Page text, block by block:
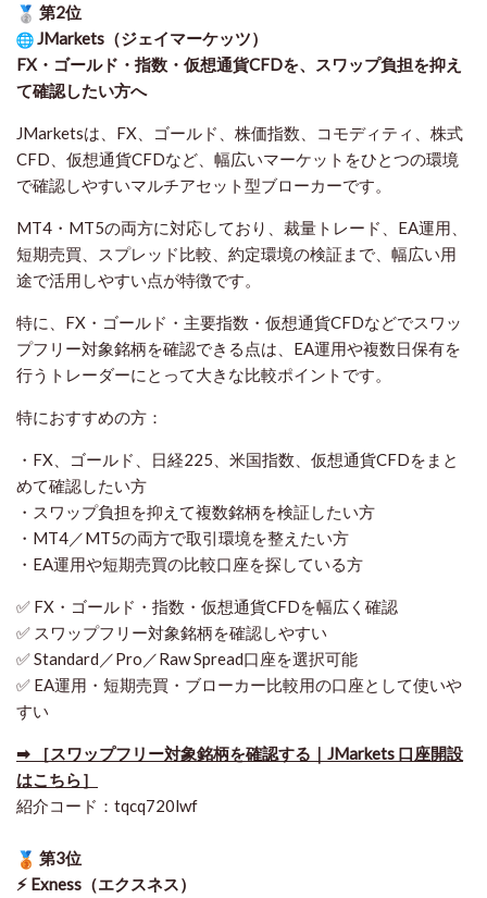
第2位
JMarkets（ジェイマーケッツ）
FX・ゴールド・指数・仮想通貨CFDを、スワップ負担を抑え
て確認したい方へ
JMarketsは、FX、ゴールド、株価指数、コモディティ、株式
CFD、仮想通貨CFDなど、幅広いマーケットをひとつの環境
で確認しやすいマルチアセット型ブローカーです。
MT4・MT5の両方に対応しており、裁量トレード、EA運用、
短期売買、スプレッド比較、約定環境の検証まで、幅広い用
途で活用しやすい点が特徴です。
特に、FX・ゴールド・主要指数・仮想通貨CFDなどでスワッ
プフリー対象銘柄を確認できる点は、EA運用や複数日保有を
行うトレーダーにとって大きな比較ポイントです。
特におすすめの方：
・FX、ゴールド、日経225、米国指数、仮想通貨CFDをまと
めて確認したい方
・スワップ負担を抑えて複数銘柄を検証したい方
・MT4／MT5の両方で取引環境を整えたい方
・EA運用や短期売買の比較口座を探している方
✅ FX・ゴールド・指数・仮想通貨CFDを幅広く確認
✅ スワップフリー対象銘柄を確認しやすい
✅ Standard／Pro／Raw Spread口座を選択可能
✅ EA運用・短期売買・ブローカー比較用の口座として使いや
すい
➡ ［スワップフリー対象銘柄を確認する｜JMarkets 口座開設
はこちら］
紹介コード：tqcq720lwf
第3位
⚡ Exness（エクスネス）